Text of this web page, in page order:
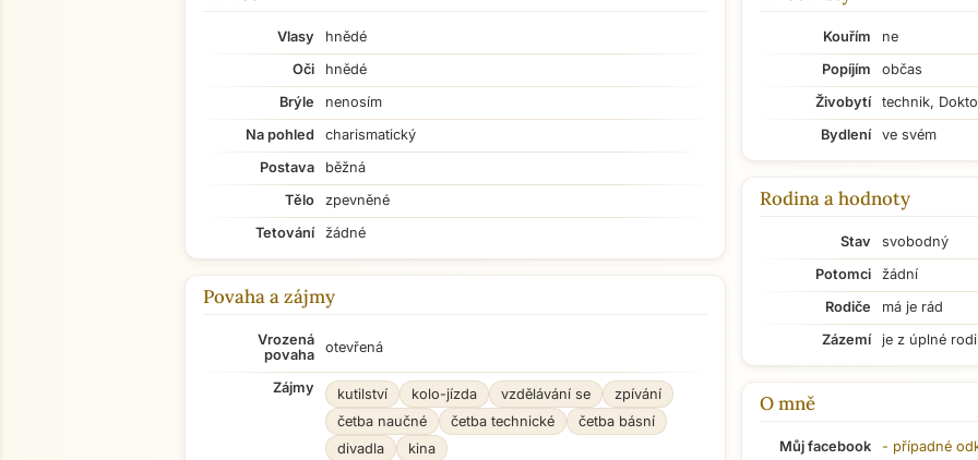
Vlasy
hnědé
Oči
hnědé
Brýle
nenosím
Na pohled
charismatický
Postava
běžná
Tělo
zpevněné
Tetování
žádné
Povaha a zájmy
Vrozená
povaha
otevřená
Zájmy kutilství kolo-jízda vzdělávání se
zpívání
četba naučné
četba technické
četba básní
divadla
kina
Kouřím
ne
Popíjím
občas
Živobytí
technik,
Bydlení
ve svém
Rodina a hodnoty
Stav
svobodný
Potomci
žádní
Rodiče
má je rád
Zázemí
je z úplné
O mně
Můj facebook - případné